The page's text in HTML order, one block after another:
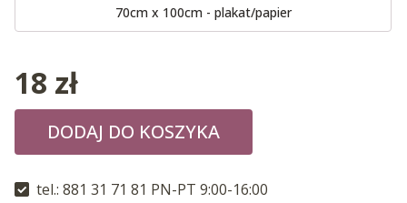
70cm x 100cm - plakat/papier
18 zł
DODAJ DO KOSZYKA
tel.: 881 31 71 81 PN-PT 9:00-16:00